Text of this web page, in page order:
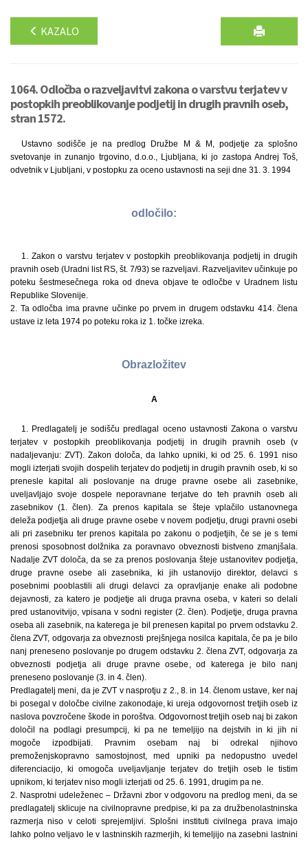
KAZALO
1064. Odločba o razveljavitvi zakona o varstvu terjatev v
postopkih preoblikovanje podjetij in drugih pravnih oseb,
stran 1572.
Ustavno sodišče je na predlog Družbe M & M, podjetje za splošno
svetovanje in zunanjo trgovino, d.o.o., Ljubljana, ki jo zastopa Andrej Toš,
odvetnik v Ljubljani, v postopku za oceno ustavnosti na seji dne 31. 3. 1994
odločilo:
1. Zakon o varstvu terjatev v postopkih preoblikovanja podjetij in drugih
pravnih oseb (Uradni list RS, št. 7/93) se razveljavi. Razveljavitev učinkuje po
poteku šestmesečnega roka od dneva objave te odločbe v Uradnem listu
Republike Slovenije.
2. Ta odločba ima pravne učinke po prvem in drugem odstavku 414. člena
ustave iz leta 1974 po poteku roka iz 1. točke izreka.
Obrazložitev
A
1. Predlagatelj je sodišču predlagal oceno ustavnosti Zakona o varstvu
terjatev v postopkih preoblikovanja podjetij in drugih pravnih oseb (v
nadaljevanju: ZVT). Zakon določa, da lahko upniki, ki od 25. 6. 1991 niso
mogli izterjati svojih dospelih terjatev do podjetij in drugih pravnih oseb, ki so
prenesle kapital ali poslovanje na druge pravne osebe ali zasebnike,
uveljavljajo svoje dospele neporavnane terjatve do teh pravnih oseb ali
zasebnikov (1. člen). Za prenos kapitala se šteje vplačilo ustanovnega
deleža podjetja ali druge pravne osebe v novem podjetju, drugi pravni osebi
ali pri zasebniku ter prenos kapitala po zakonu o podjetjih, če se je s temi
prenosi sposobnost dolžnika za poravnavo obveznosti bistveno zmanjšala.
Nadalje ZVT določa, da se za prenos poslovanja šteje ustanovitev podjetja,
druge pravne osebe ali zasebnika, ki jih ustanovijo direktor, delavci s
posebnimi pooblastili ali drugi delavci za opravljanje enake ali podobne
dejavnosti, za katero je podjetje ali druga pravna oseba, v kateri so delali
pred ustanovitvijo, vpisana v sodni register (2. člen). Podjetje, druga pravna
oseba ali zasebnik, na katerega je bil prenesen kapital po prvem odstavku 2.
člena ZVT, odgovarja za obveznosti prejšnjega nosilca kapitala, če pa je bilo
nanj preneseno poslovanje po drugem odstavku 2. člena ZVT, odgovarja za
obveznosti podjetja ali druge pravne osebe, od katerega je bilo nanj
preneseno poslovanje (3. in 4. člen).
Predlagatelj meni, da je ZVT v nasprotju z 2., 8. in 14. členom ustave, ker naj
bi posegal v določbe civilne zakonodaje, ki ureja odgovornost tretjih oseb iz
naslova povzročene škode in poroštva. Odgovornost tretjih oseb naj bi zakon
določil na podlagi presumpcij, ki pa ne temeljijo na dejstvih in ki jih ni
mogoče izpodbijati. Pravnim osebam naj bi odrekal njihovo
premoženjskopravno samostojnost, med upniki pa nedopustno uvedel
diferenciacijo, ki omogoča uveljavljanje terjatev do tretjih oseb le tistim
upnikom, ki terjatev niso mogli izterjati od 25. 6. 1991, drugim pa ne.
2. Nasprotni udeleženec – Državni zbor v odgovoru na predlog meni, da se
predlagatelj sklicuje na civilnopravne predpise, ki pa za družbenolastninska
razmerja niso v celoti sprejemljivi. Splošni instituti civilnega prava imajo
lahko polno veljavo le v lastninskih razmerjih, ki temeljijo na zasebni lastnini